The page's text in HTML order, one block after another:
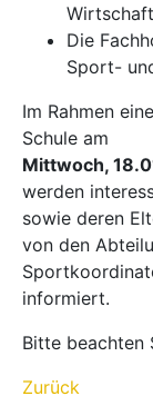
Die
Sport-
Im Rahmen
Schule am
Mittwoch,
werden
sowie deren
von den
informiert.
Bitte beachten
Zurück